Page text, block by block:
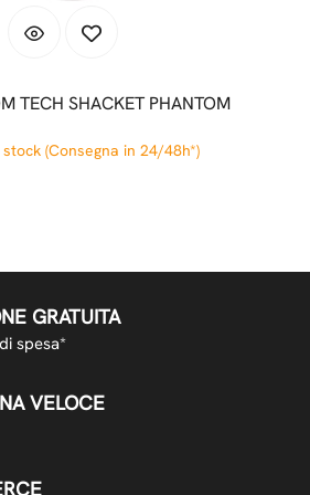
TECH SHACKET PHANTOM
(Consegna in 24/48h*)
GRATUITA
spesa*
VELOCE